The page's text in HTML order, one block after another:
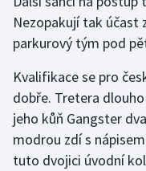
Krasobruslení
Lyže a snowboard
Moderní pětiboj
Nezopakují tak účast
parkurový tým pod
Kvalifikace se pro
dobře. Tretera
jeho kůň Gangster
modrou zdí s
tuto dvojici úvodní